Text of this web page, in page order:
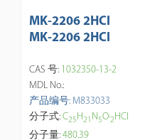
MK-2206 2HCl
MK-2206 2HCl
CAS 号: 1032350-13-2
MDL No.:
产品编号: M833033
分子式:C25 H21 N5O·2 HCl
分子量:480.39